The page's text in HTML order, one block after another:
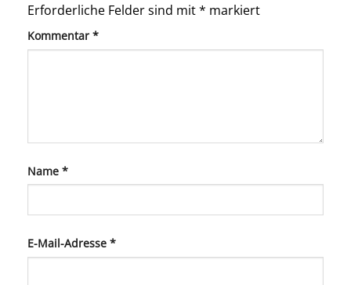
Erforderliche Felder sind mit* markiert
Kommentar *
Name *
E-Mail-Adresse *